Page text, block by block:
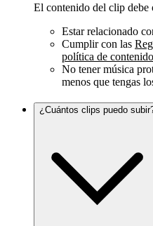
El contenido del clip
Estar relacionado
Cumplir con las
política de contenido
No tener música
menos que tengas
¿Cuántos clips puedo